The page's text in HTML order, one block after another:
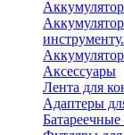
инструменту.
Аксессуары
Лента для
Адаптеры
Батареечные